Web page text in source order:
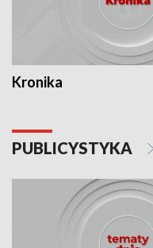
Kronika
PUBLICYSTYKA